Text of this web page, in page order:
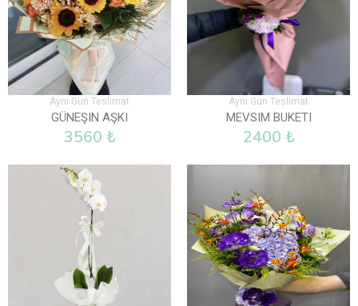
Aynı Gün Teslimat
GÜNEŞIN AŞKI
3560 ₺
Aynı Gün Teslimat
MEVSIM BUKETI
2400 ₺